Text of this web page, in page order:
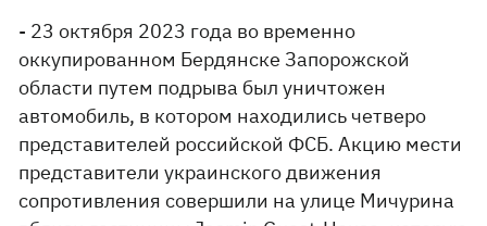
- 23 октября 2023 года во временно
оккупированном Бердянске Запорожской
области путем подрыва был уничтожен
автомобиль, в котором находились четверо
представителей российской ФСБ. Акцию мести
представители украинского движения
сопротивления совершили на улице Мичурина